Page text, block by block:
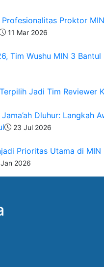
Profesionalitas Proktor
11 Mar 2026
Tim Wushu MIN 3
Jadi Tim Reviewer
Dluhur: Langkah
23 Jul 2026
Prioritas Utama di MIN
2026